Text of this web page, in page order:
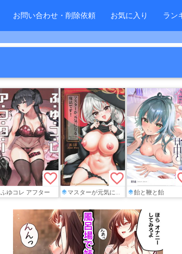
お問い合わせ・削除依頼 お気に入り ラン
favorite_border
ふゆコレ アフター
favorite_border
マスターが元気になる魔法です 飴と鞭と飴